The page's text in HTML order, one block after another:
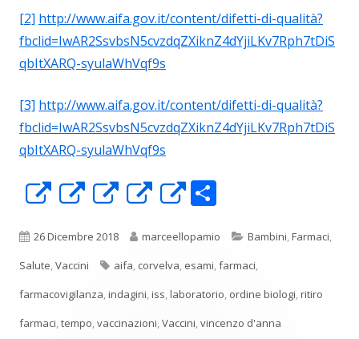
[2] http://www.aifa.gov.it/content/difetti-di-qualità?
fbclid=IwAR2SsvbsN5cvzdqZXiknZ4dYjiLKv7Rph7tDiS
qbItXARQ-syulaWhVqf9s
[3] http://www.aifa.gov.it/content/difetti-di-qualità?
fbclid=IwAR2SsvbsN5cvzdqZXiknZ4dYjiLKv7Rph7tDiS
qbItXARQ-syulaWhVqf9s
Apre
una
nuova
finestra
Apre
una
nuova
finestra
Apre
una
nuova
finestra
Apre
una
nuova
finestra
Apre
una
nuova
finestra
n
di
vi
di
Pubblicato
26 Dicembre 2018 Autore
marceellopamio Categorie
Bambini,Farmaci,
Salute,Vaccini Tag
aifa, corvelva, esami,farmaci,
farmacovigilanza,indagini,iss,laboratorio, ordine biologi,ritiro
farmaci,tempo,vaccinazioni,Vaccini,vincenzo d'anna